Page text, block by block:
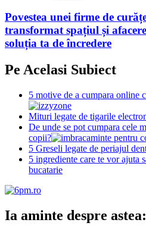
Povestea unei firme de
transformat spațiul și
soluția ta de încredere
Pe Acelasi Subiect
5 motive de a cumpara online
Mituri legate de tigarile
De unde se pot cumpara cele
copii?
5 Greseli legate de periajul
5 ingrediente care te vor ajuta
bucatarie
Ia aminte despre astea: